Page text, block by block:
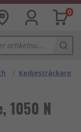
0
/ Kedjesträckare
1050 N